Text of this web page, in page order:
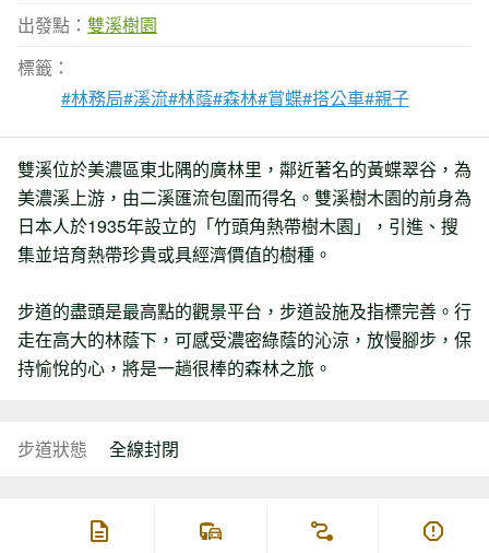
出發點： 雙溪樹園
標籤：
#林務局#溪流#林蔭#森林#賞蝶#搭公車#親子
雙溪位於美濃區東北隅的廣林里，鄰近著名的黃蝶翠谷，為
美濃溪上游，由二溪匯流包圍而得名。雙溪樹木園的前身為
日本人於1935年設立的「竹頭角熱帶樹木園」，引進、搜
集並培育熱帶珍貴或具經濟價值的樹種。
步道的盡頭是最高點的觀景平台，步道設施及指標完善。行
走在高大的林蔭下，可感受濃密綠蔭的沁涼，放慢腳步，保
持愉悅的心，將是一趟很棒的森林之旅。
步道狀態 全線封閉